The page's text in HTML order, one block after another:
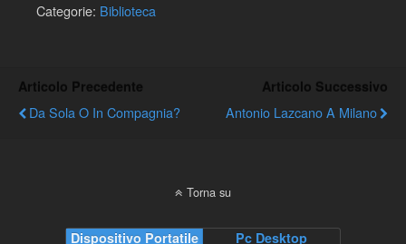
Categorie: Biblioteca
Articolo Precedente
Da Sola O In Compagnia?
Articolo Successivo
Antonio Lazcano A Milano
Torna su
Dispositivo Portatile Pc Desktop